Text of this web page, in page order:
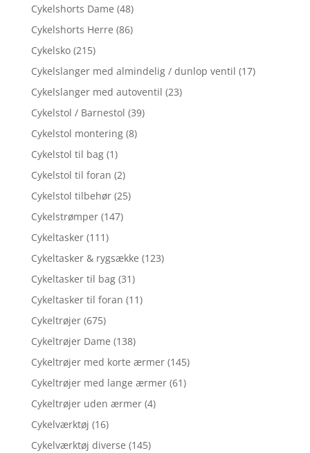
Cykelshorts Dame (48)
Cykelshorts Herre (86)
Cykelsko (215)
Cykelslanger med almindelig / dunlop ventil (17)
Cykelslanger med autoventil (23)
Cykelstol / Barnestol (39)
Cykelstol montering (8)
Cykelstol til bag (1)
Cykelstol til foran (2)
Cykelstol tilbehør (25)
Cykelstrømper (147)
Cykeltasker (111)
Cykeltasker & rygsække (123)
Cykeltasker til bag (31)
Cykeltasker til foran (11)
Cykeltrøjer (675)
Cykeltrøjer Dame (138)
Cykeltrøjer med korte ærmer (145)
Cykeltrøjer med lange ærmer (61)
Cykeltrøjer uden ærmer (4)
Cykelværktøj (16)
Cykelværktøj diverse (145)